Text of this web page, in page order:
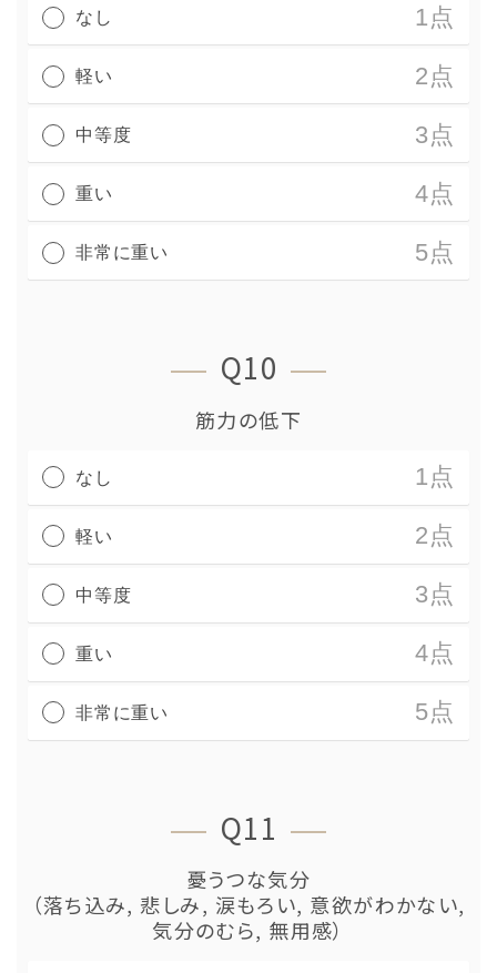
なし 1点
軽い 2点
中等度 3点
重い 4点
非常に重い 5点
Q10
筋力の低下
なし 1点
軽い 2点
中等度 3点
重い 4点
非常に重い 5点
Q11
憂うつな気分
（落ち込み, 悲しみ, 涙もろい, 意欲がわかない,
気分のむら, 無用感）